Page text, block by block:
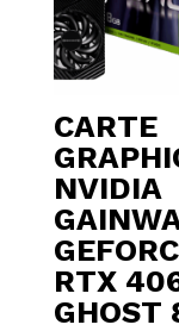
CARTE
NVIDIA
RTX
GHOST